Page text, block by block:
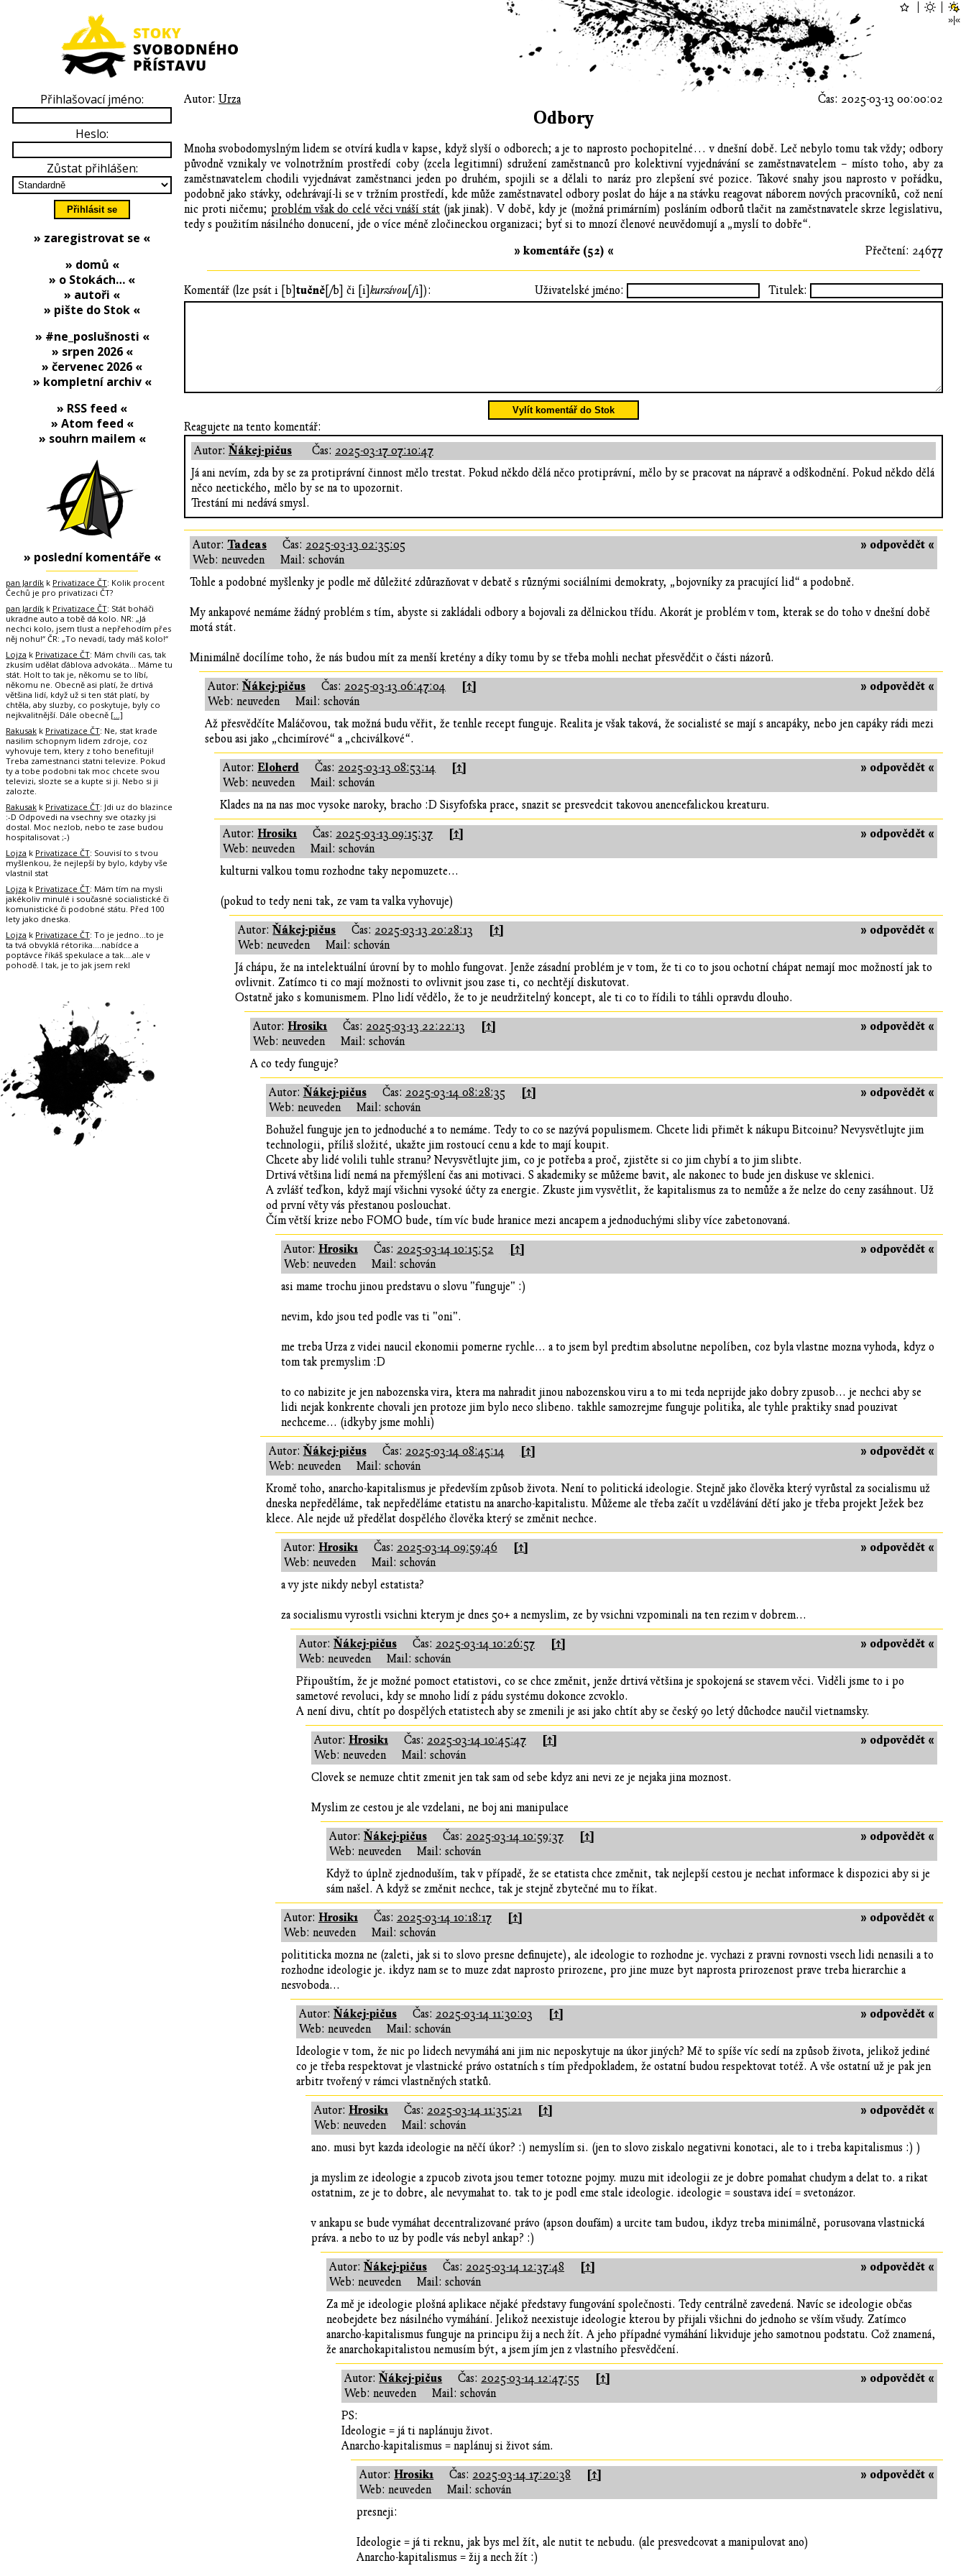
Autor: Urza Čas: 2025-03-13 00:00:02
Odbory
Mnoha svobodomyslným lidem se otvírá kudla v kapse, když slyší o odborech; a je to naprosto pochopitelné… v dnešní době. Leč nebylo tomu tak vždy; odbory
původně vznikaly ve volnotržním prostředí coby (zcela legitimní) sdružení zaměstnanců pro kolektivní vyjednávání se zaměstnavatelem – místo toho, aby za
zaměstnavatelem chodili vyjednávat zaměstnanci jeden po druhém, spojili se a dělali to naráz pro zlepšení své pozice. Takové snahy jsou naprosto v pořádku,
podobně jako stávky, odehrávají-li se v tržním prostředí, kde může zaměstnavatel odbory poslat do háje a na stávku reagovat náborem nových pracovníků, což není
nic proti ničemu; problém však do celé věci vnáší stát (jak jinak). V době, kdy je (možná primárním) posláním odborů tlačit na zaměstnavatele skrze legislativu,
tedy s použitím násilného donucení, jde o více méně zločineckou organizaci; byť si to mnozí členové neuvědomují a „myslí to dobře“.
Přečtení: 24677
» komentáře (52) «
Uživatelské jméno: Titulek:
Komentář (lze psát i [b] tučně [/b] či [i] kurzívou [/i]):
Vylít komentář do Stok
Reagujete na tento komentář:
Autor: Ňákej-pičus Čas: 2025-03-17 07:10:47
Já ani nevím, zda by se za protiprávní činnost mělo trestat. Pokud někdo dělá něco protiprávní, mělo by se pracovat na nápravě a odškodnění. Pokud někdo dělá
něco neetického, mělo by se na to upozornit.
Trestání mi nedává smysl.
» odpovědět «
Autor: Tadeas Čas: 2025-03-13 02:35:05
Web: neuveden
Mail: schován
Tohle a podobné myšlenky je podle mě důležité zdůrazňovat v debatě s různými sociálními demokraty, „bojovníky za pracující lid“ a podobně.
My ankapové nemáme žádný problém s tím, abyste si zakládali odbory a bojovali za dělnickou třídu. Akorát je problém v tom, kterak se do toho v dnešní době
motá stát.
Minimálně docílíme toho, že nás budou mít za menší kretény a díky tomu by se třeba mohli nechat přesvědčit o části názorů.
» odpovědět «
Autor:Ňákej-pičus Čas: 2025-03-13 06:47:04 [↑]
Web: neuveden
Mail: schován
Až přesvědčíte Maláčovou, tak možná budu věřit, že tenhle recept funguje. Realita je však taková, že socialisté se mají s ancapáky, nebo jen capáky rádi mezi
sebou asi jako „chcimírové“ a „chciválkové“.
» odpovědět «
Autor:Eloherd Čas: 2025-03-13 08:53:14 [↑]
Web: neuveden
Mail: schován
Klades na na nas moc vysoke naroky, bracho :D Sisyfofska prace, snazit se presvedcit takovou anencefalickou kreaturu.
» odpovědět «
Autor:Hrosik1 Čas: 2025-03-13 09:15:37 [↑]
Web: neuveden
Mail: schován
kulturni valkou tomu rozhodne taky nepomuzete...
(pokud to tedy neni tak, ze vam ta valka vyhovuje)
» odpovědět «
Autor:Ňákej-pičus Čas: 2025-03-13 20:28:13 [↑]
Web: neuveden
Mail: schován
Já chápu, že na intelektuální úrovní by to mohlo fungovat. Jenže zásadní problém je v tom, že ti co to jsou ochotní chápat nemají moc možností jak to
ovlivnit. Zatímco ti co mají možnosti to ovlivnit jsou zase ti, co nechtějí diskutovat.
Ostatně jako s komunismem. Plno lidí vědělo, že to je neudržitelný koncept, ale ti co to řídili to táhli opravdu dlouho.
» odpovědět «
Autor:Hrosik1 Čas: 2025-03-13 22:22:13 [↑]
Web: neuveden
Mail: schován
A co tedy funguje?
» odpovědět «
Autor: Ňákej-pičus Čas: 2025-03-14 08:28:35 [↑]
Web: neuveden
Mail: schován
Bohužel funguje jen to jednoduché a to nemáme. Tedy to co se nazývá populismem. Chcete lidi přimět k nákupu Bitcoinu? Nevysvětlujte jim
technologii, příliš složité, ukažte jim rostoucí cenu a kde to mají koupit.
Chcete aby lidé volili tuhle stranu? Nevysvětlujte jim, co je potřeba a proč, zjistěte si co jim chybí a to jim slibte.
Drtivá většina lidí nemá na přemýšlení čas ani motivaci. S akademiky se můžeme bavit, ale nakonec to bude jen diskuse ve sklenici.
A zvlášť teďkon, když mají všichni vysoké účty za energie. Zkuste jim vysvětlit, že kapitalismus za to nemůže a že nelze do ceny zasáhnout. Už
od první věty vás přestanou poslouchat.
Čím větší krize nebo FOMO bude, tím víc bude hranice mezi ancapem a jednoduchými sliby více zabetonovaná.
» odpovědět «
Autor: Hrosik1 Čas: 2025-03-14 10:15:52 [↑]
Web: neuveden
Mail: schován
asi mame trochu jinou predstavu o slovu "funguje" :)
nevim, kdo jsou ted podle vas ti "oni".
me treba Urza z videi naucil ekonomii pomerne rychle... a to jsem byl predtim absolutne nepolíben, coz byla vlastne mozna vyhoda, kdyz o
tom tak premyslim :D
to co nabizite je jen nabozenska vira, ktera ma nahradit jinou nabozenskou viru a to mi teda neprijde jako dobry zpusob... je nechci aby se
lidi nejak konkrente chovali jen protoze jim bylo neco slibeno. takhle samozrejme funguje politika, ale tyhle praktiky snad pouzivat
nechceme... (idkyby jsme mohli)
» odpovědět «
Autor: Ňákej-pičus Čas: 2025-03-14 08:45:14 [↑]
Web: neuveden
Mail: schován
Kromě toho, anarcho-kapitalismus je především způsob života. Není to politická ideologie. Stejně jako člověka který vyrůstal za socialismu už
dneska nepředěláme, tak nepředěláme etatistu na anarcho-kapitalistu. Můžeme ale třeba začít u vzdělávání dětí jako je třeba projekt Ježek bez
klece. Ale nejde už předělat dospělého člověka který se změnit nechce.
» odpovědět «
Autor: Hrosik1 Čas: 2025-03-14 09:59:46 [↑]
Web: neuveden
Mail: schován
a vy jste nikdy nebyl estatista?
za socialismu vyrostli vsichni kterym je dnes 50+ a nemyslim, ze by vsichni vzpominali na ten rezim v dobrem...
» odpovědět «
Autor: Ňákej-pičus Čas: 2025-03-14 10:26:57 [↑]
Web: neuveden
Mail: schován
Připouštím, že je možné pomoct etatistovi, co se chce změnit, jenže drtivá většina je spokojená se stavem věci. Viděli jsme to i po
sametové revoluci, kdy se mnoho lidí z pádu systému dokonce zcvoklo.
A není divu, chtít po dospělých etatistech aby se zmenili je asi jako chtít aby se český 90 letý důchodce naučil vietnamsky.
» odpovědět «
Autor: Hrosik1 Čas: 2025-03-14 10:45:47 [↑]
Web: neuveden
Mail: schován
Clovek se nemuze chtit zmenit jen tak sam od sebe kdyz ani nevi ze je nejaka jina moznost.
Myslim ze cestou je ale vzdelani, ne boj ani manipulace
» odpovědět «
Autor:Ňákej-pičus Čas: 2025-03-14 10:59:37 [↑]
Web: neuveden
Mail: schován
Když to úplně zjednoduším, tak v případě, že se etatista chce změnit, tak nejlepší cestou je nechat informace k dispozici aby si je
sám našel. A když se změnit nechce, tak je stejně zbytečné mu to říkat.
» odpovědět «
Autor: Hrosik1 Čas: 2025-03-14 10:18:17 [↑]
Web: neuveden
Mail: schován
polititicka mozna ne (zaleti, jak si to slovo presne definujete), ale ideologie to rozhodne je. vychazi z pravni rovnosti vsech lidi nenasili a to
rozhodne ideologie je. ikdyz nam se to muze zdat naprosto prirozene, pro jine muze byt naprosta prirozenost prave treba hierarchie a
nesvoboda...
» odpovědět «
Autor: Ňákej-pičus Čas: 2025-03-14 11:30:03 [↑]
Web: neuveden
Mail: schován
Ideologie v tom, že nic po lidech nevymáhá ani jim nic neposkytuje na úkor jiných? Mě to spíše víc sedí na způsob života, jelikož jediné
co je třeba respektovat je vlastnické právo ostatních s tím předpokladem, že ostatní budou respektovat totéž. A vše ostatní už je pak jen
arbitr tvořený v rámci vlastněných statků.
» odpovědět «
Autor: Hrosik1 Čas: 2025-03-14 11:35:21 [↑]
Web: neuveden
Mail: schován
ano. musi byt kazda ideologie na něčí úkor? :) nemyslím si. (jen to slovo ziskalo negativni konotaci, ale to i treba kapitalismus :) )
ja myslim ze ideologie a zpucob zivota jsou temer totozne pojmy. muzu mit ideologii ze je dobre pomahat chudym a delat to. a rikat
ostatnim, ze je to dobre, ale nevymahat to. tak to je podl eme stale ideologie. ideologie = soustava ideí = svetonázor.
v ankapu se bude vymáhat decentralizované právo (apson doufám) a urcite tam budou, ikdyz treba minimálně, porusovana vlastnická
práva. a nebo to uz by podle vás nebyl ankap? :)
» odpovědět «
Autor:Ňákej-pičus Čas: 2025-03-14 12:37:48 [↑]
Web: neuveden
Mail: schován
Za mě je ideologie plošná aplikace nějaké představy fungování společnosti. Tedy centrálně zavedená. Navíc se ideologie občas
neobejdete bez násilného vymáhání. Jelikož neexistuje ideologie kterou by přijali všichni do jednoho se vším všudy. Zatímco
anarcho-kapitalismus funguje na principu žij a nech žít. A jeho případné vymáhání likviduje jeho samotnou podstatu. Což znamená,
že anarchokapitalistou nemusím být, a jsem jím jen z vlastního přesvědčení.
» odpovědět «
Autor:Ňákej-pičus Čas: 2025-03-14 12:47:55 [↑]
Web: neuveden
Mail: schován
PS:
Ideologie = já ti naplánuju život.
Anarcho-kapitalismus = naplánuj si život sám.
» odpovědět «
Autor:Hrosik1 Čas: 2025-03-14 17:20:38 [↑]
Web: neuveden
Mail: schován
presneji:
Ideologie = já ti reknu, jak bys mel žít, ale nutit te nebudu. (ale presvedcovat a manipulovat ano)
Anarcho-kapitalismus = žij a nech žít :)
Přihlašovací jméno:
Heslo:
Zůstat přihlášen:
» zaregistrovat se «
» domů «
» o Stokách… «
» autoři «
» pište do Stok «
» #ne_poslušnosti «
» srpen 2026 «
» červenec 2026 «
» kompletní archiv «
» RSS feed «
» Atom feed «
» souhrn mailem «
» poslední komentáře «
pan Jardík k Privatizace ČT: Kolik procent
Čechů je pro privatizaci ČT?
pan Jardík k Privatizace ČT: Stát boháči
ukradne auto a tobě dá kolo. NR: „Já
nechci kolo, jsem tlust a nepřehodím přes
něj nohu!“ ČR: „To nevadí, tady máš kolo!“
Lojza k Privatizace ČT: Mám chvíli cas, tak
zkusím udělat ďáblova advokáta... Máme tu
stát. Holt to tak je, někomu se to líbí,
někomu ne. Obecně asi platí, že drtivá
většina lidí, když už si ten stát platí, by
chtěla, aby sluzby, co poskytuje, byly co
nejkvalitnější. Dále obecně […]
Rakusak k Privatizace ČT: Ne, stat krade
nasilim schopnym lidem zdroje, coz
vyhovuje tem, ktery z toho benefituji!
Treba zamestnanci statni televize. Pokud
ty a tobe podobni tak moc chcete svou
televizi, slozte se a kupte si ji. Nebo si ji
zalozte.
Rakusak k Privatizace ČT: Jdi uz do blazince
:-D Odpovedi na vsechny sve otazky jsi
dostal. Moc nezlob, nebo te zase budou
hospitalisovat ;-)
Lojza k Privatizace ČT: Souvisí to s tvou
myšlenkou, že nejlepší by bylo, kdyby vše
vlastnil stat
Lojza k Privatizace ČT: Mám tím na mysli
jakékoliv minulé i současné socialistické či
komunistické či podobné státu. Před 100
lety jako dneska.
Lojza k Privatizace ČT: To je jedno...to je
ta tvá obvyklá rétorika....nabídce a
poptávce říkáš spekulace a tak....ale v
pohodě. I tak, je to jak jsem rekl